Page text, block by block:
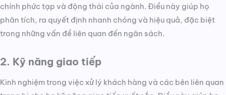
chính phức tạp và động thái của ngành. Điều này giúp họ
phân tích, ra quyết định nhanh chóng và hiệu quả, đặc biệt
trong những vấn đề liên quan đến ngân sách.
2. Kỹ năng giao tiếp
Kinh nghiệm trong việc xử lý khách hàng và các bên liên quan